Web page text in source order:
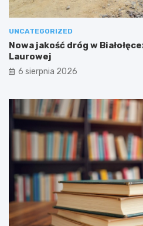
UNCATEGORIZED
Nowa jakość dróg w
Laurowej
6 sierpnia 2026